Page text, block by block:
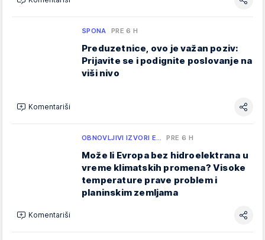
SPONA PRE 6 H
Preduzetnice, ovo je važan poziv:
Prijavite se i podignite poslovanje na
viši nivo
Komentariši
OBNOVLJIVI IZVORI E… PRE 6 H
Može li Evropa bez hidroelektrana u
vreme klimatskih promena? Visoke
temperature prave problem i
planinskim zemljama
Komentariši